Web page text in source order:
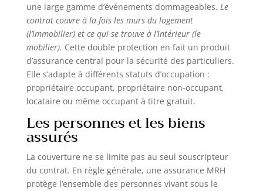
une large gamme d’événements dommageables. Le
contrat couvre à la fois les murs du logement
(l’immobilier) et ce qui se trouve à l’intérieur (le
mobilier). Cette double protection en fait un produit
d’assurance central pour la sécurité des particuliers.
Elle s’adapte à différents statuts d’occupation :
propriétaire occupant, propriétaire non-occupant,
locataire ou même occupant à titre gratuit.
Les personnes et les biens
assurés
La couverture ne se limite pas au seul souscripteur
du contrat. En règle générale, une assurance MRH
protège l’ensemble des personnes vivant sous le